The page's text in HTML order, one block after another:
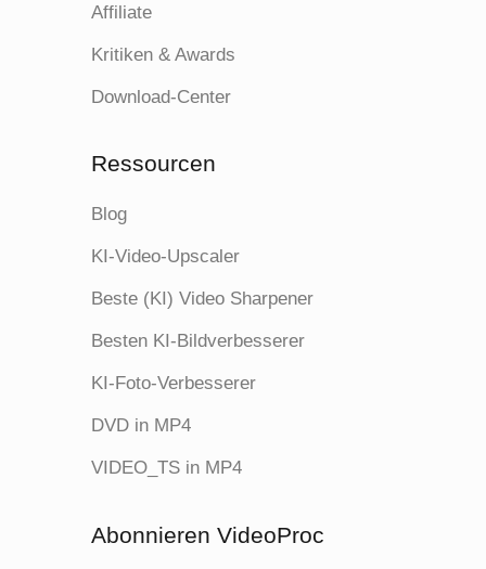
MOV für
MPEG4
Web
MP4 für
iTunes
H.264, MPEG4
(nur im
DVD-
verfügbar)
MPEG2
Ordner (nur
Affiliate
Kritiken & Awards
Download-Center
Ressourcen
Blog
KI-Video-Upscaler
Beste (KI) Video Sharpener
Besten KI-Bildverbesserer
KI-Foto-Verbesserer
DVD in MP4
VIDEO_TS in MP4
Abonnieren VideoProc